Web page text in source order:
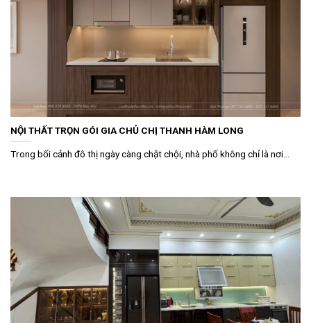
NỘI THẤT TRỌN GÓI GIA CHỦ CHỊ THANH HÀM LONG
Trong bối cảnh đô thị ngày càng chật chội, nhà phố không chỉ là nơi...